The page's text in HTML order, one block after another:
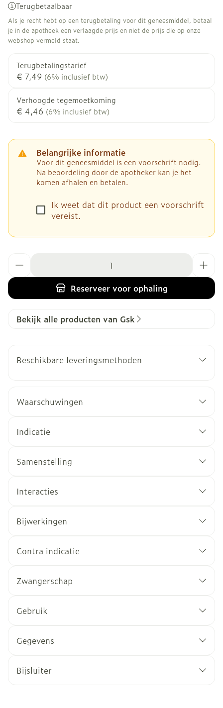
Terugbetaalbaar
Als je recht hebt op een terugbetaling voor dit geneesmiddel, betaal
je in de apotheek een verlaagde prijs en niet de prijs die op onze
webshop vermeld staat.
Terugbetalingstarief
€ 7,49 (6% inclusief btw)
Verhoogde tegemoetkoming
€ 4,46 (6% inclusief btw)
Belangrijke informatie
Voor dit geneesmiddel is een voorschrift nodig.
Na beoordeling door de apotheker kan je het
komen afhalen en betalen.
Ik weet dat dit product een voorschrift
vereist.
Reserveervoor ophaling
Bekijk alle producten van Gsk
Beschikbare leveringsmethoden
Waarschuwingen
Indicatie
Samenstelling
Interacties
Bijwerkingen
Contra indicatie
Zwangerschap
Gebruik
Gegevens
Bijsluiter